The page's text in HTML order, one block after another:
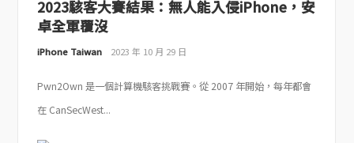
2023駭客大賽結果：無人能入侵iPhone，安
卓全軍覆沒
iPhone Taiwan 2023 年 10 月 29 日
Pwn2Own 是一個計算機駭客挑戰賽。從 2007 年開始，每年都會
在 CanSecWest...